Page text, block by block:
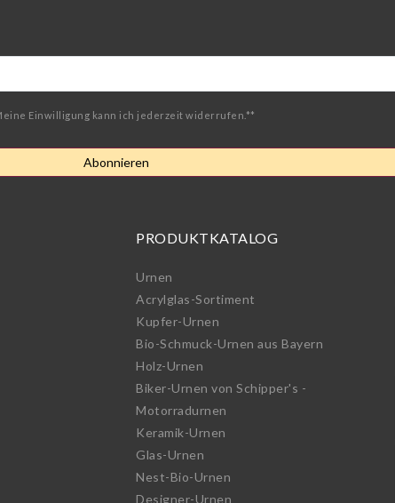
Einwilligung kann ich jederzeit widerrufen.**
Abonnieren
PRODUKTKATALOG
Urnen
Acrylglas-Sortiment
Kupfer-Urnen
Bio-Schmuck-Urnen aus Bayern
Holz-Urnen
Biker-Urnen von Schipper's -
Motorradurnen
Keramik-Urnen
Glas-Urnen
Nest-Bio-Urnen
Designer-Urnen